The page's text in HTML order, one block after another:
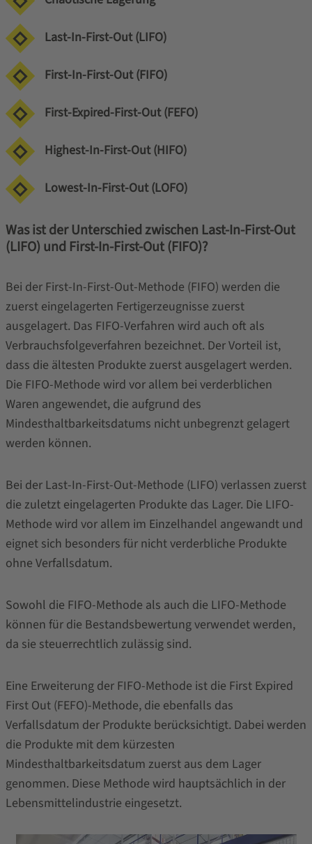
Last-In-First-Out (LIFO)
First-In-First-Out (FIFO)
First-Expired-First-Out (FEFO)
Highest-In-First-Out (HIFO)
Lowest-In-First-Out (LOFO)
Was ist der Unterschied zwischen Last-In-First-Out
(LIFO) und First-In-First-Out (FIFO)?
Bei der First-In-First-Out-Methode (FIFO) werden die
zuerst eingelagerten Fertigerzeugnisse zuerst
ausgelagert. Das FIFO-Verfahren wird auch oft als
Verbrauchsfolgeverfahren bezeichnet. Der Vorteil ist,
dass die ältesten Produkte zuerst ausgelagert werden.
Die FIFO-Methode wird vor allem bei verderblichen
Waren angewendet, die aufgrund des
Mindesthaltbarkeitsdatums nicht unbegrenzt gelagert
werden können.
Bei der Last-In-First-Out-Methode (LIFO) verlassen zuerst
die zuletzt eingelagerten Produkte das Lager. Die LIFO-
Methode wird vor allem im Einzelhandel angewandt und
eignet sich besonders für nicht verderbliche Produkte
ohne Verfallsdatum.
Sowohl die FIFO-Methode als auch die LIFO-Methode
können für die Bestandsbewertung verwendet werden,
da sie steuerrechtlich zulässig sind.
Eine Erweiterung der FIFO-Methode ist die First Expired
First Out (FEFO)-Methode, die ebenfalls das
Verfallsdatum der Produkte berücksichtigt. Dabei werden
die Produkte mit dem kürzesten
Mindesthaltbarkeitsdatum zuerst aus dem Lager
genommen. Diese Methode wird hauptsächlich in der
Lebensmittelindustrie eingesetzt.